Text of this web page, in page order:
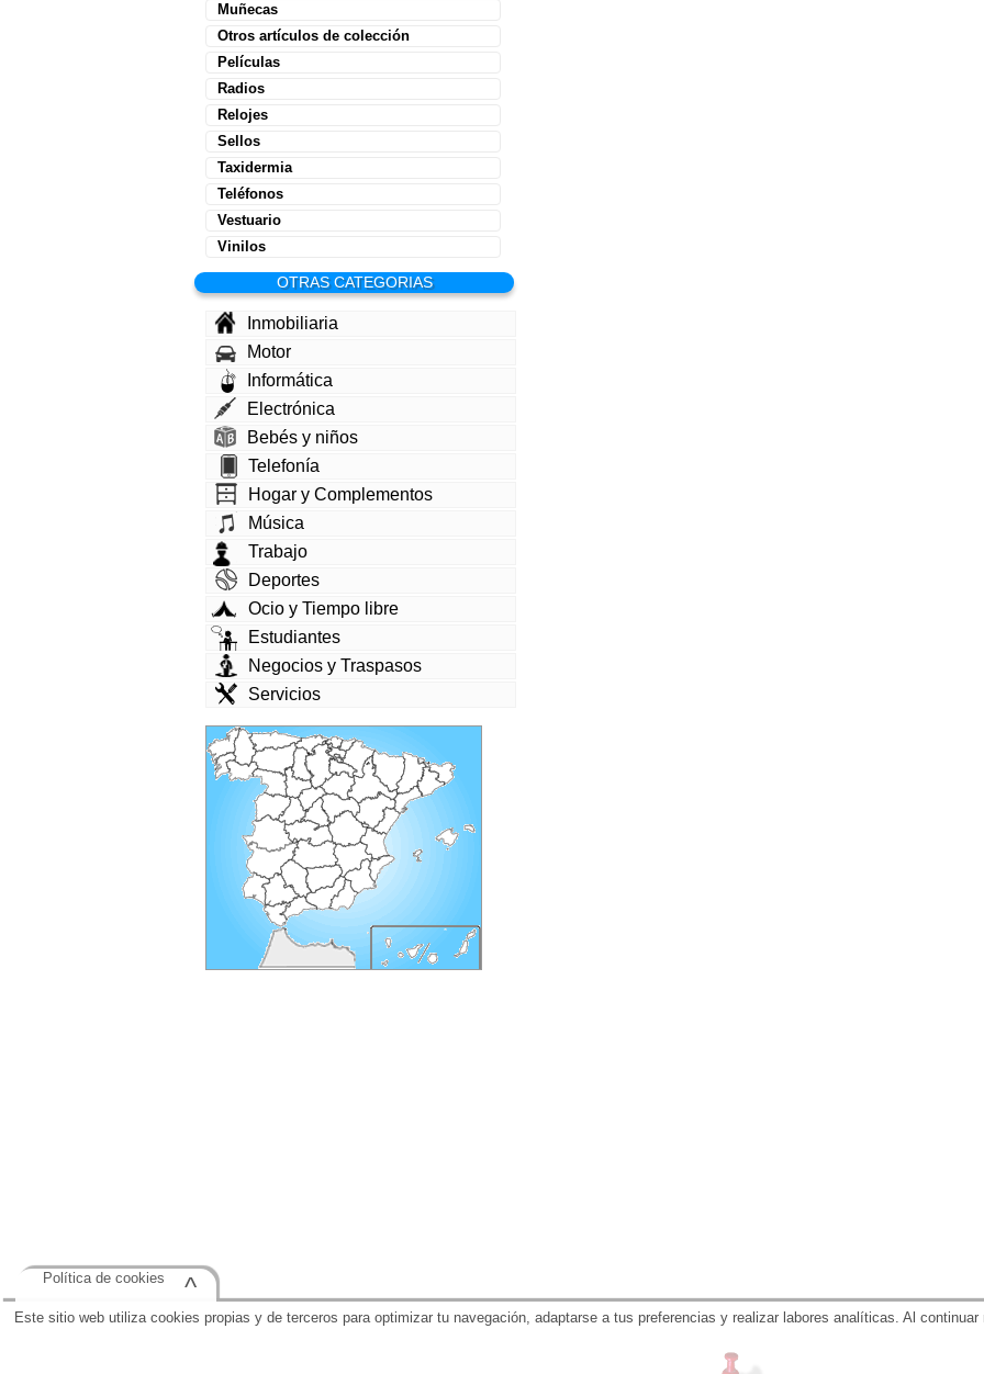
Muñecas
Otros artículos de colección
Películas
Radios
Relojes
Sellos
Taxidermia
Teléfonos
Vestuario
Vinilos
OTRAS CATEGORIAS
Inmobiliaria
Motor
Informática
Electrónica
Bebés y niños
Telefonía
Hogar y Complementos
Música
Trabajo
Deportes
Ocio y Tiempo libre
Estudiantes
Negocios y Traspasos
Servicios
Este sitio web utiliza cookies propias y de terceros para optimizar tu navegación, adaptarse a tus preferencias y realizar labores analíticas. Al
Política de cookies ^